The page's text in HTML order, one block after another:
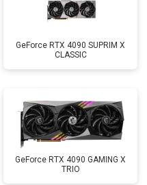
GeForce RTX 4090 SUPRIM X
CLASSIC
GeForce RTX 4090 GAMING X
TRIO